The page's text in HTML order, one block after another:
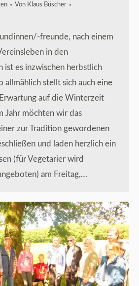
Von Klaus Büscher
freunde, nach einem
in den
ist es inzwischen herbstlich
allmählich stellt sich auch eine
auf die Winterzeit
Jahr möchten wir das
zur Tradition gewordenen
und laden herzlich ein
(für Vegetarier wird
am Freitag,…